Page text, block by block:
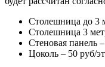
Столешница до 3
Столешница 3
Стеновая панель
Цоколь – 50 руб/